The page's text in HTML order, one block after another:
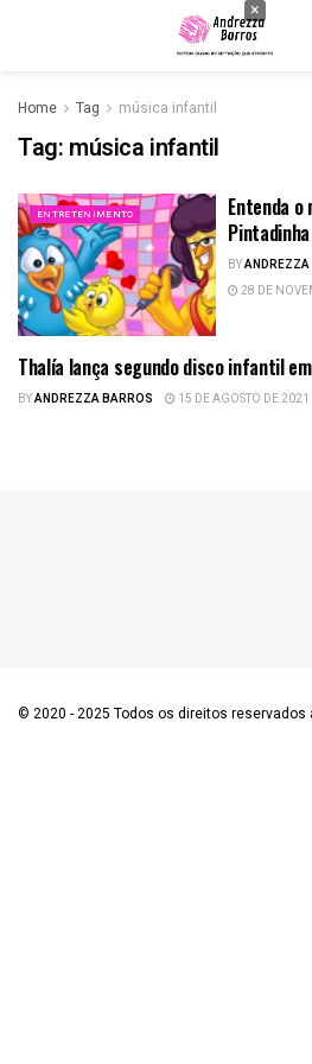
Home Tag música infantil
Tag: música infantil
ENTRETENIMENTO
Entenda o
BYANDREZZA
28 DE
MÚSICA
Thalía lança segundo disco infantil
BYANDREZZA BARROS 15 DE AGOSTO DE 2021
© 2020 - 2025 Todos os direitos
×